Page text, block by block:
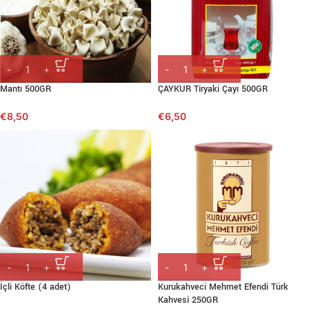
Mantı 500GR
€8,50
ÇAYKUR Tiryaki Çayı 500GR
€6,50
İçli Köfte (4 adet)
Kurukahveci Mehmet Efendi Türk
Kahvesi 250GR